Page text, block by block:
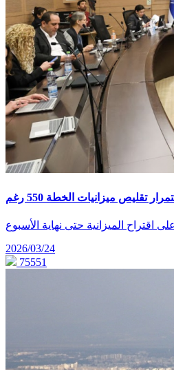
اقتراح الميزانية حتى نهاية الأسبوع
2026/03/24
75551